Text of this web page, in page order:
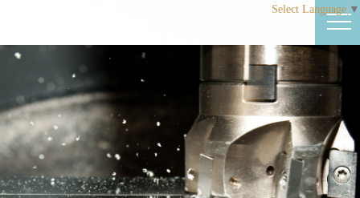
Select Language ▼